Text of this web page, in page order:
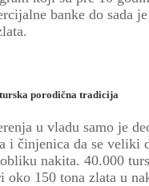
banke do sada
porodična tradicija
u vladu samo je
i činjenica da se veliki
nakita. 40.000
oko 150 tona zlata u